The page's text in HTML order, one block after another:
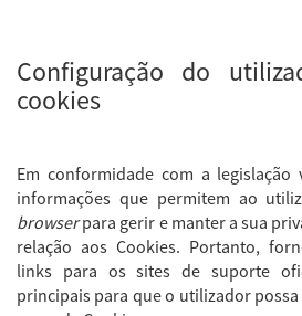
Configuração do
cookies
Em conformidade com a legislação
informações que permitem ao
browserpara gerir e manter a sua
relação aos Cookies. Portanto,
links para os sites de suporte
principais para que o utilizador